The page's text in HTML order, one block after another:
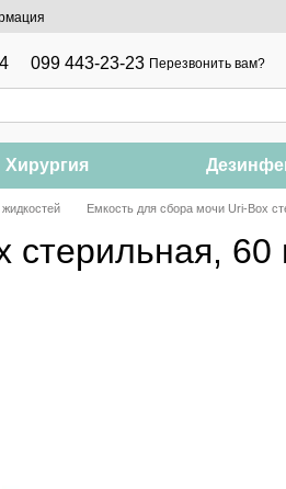
099 443-23-23 Перезвонить вам?
Хирургия
Емкость для сбора мочи Uri-Box
стерильная, 60